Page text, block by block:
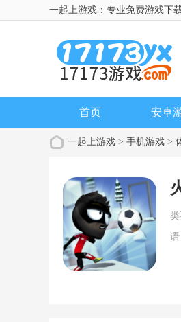
一起上游戏：专业免费游戏下
首页 安卓
一起上游戏 > 手机游戏 >
类
语